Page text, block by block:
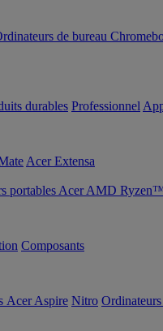
de bureau
durables Professionnel
Acer Extensa
portables Acer AMD
Composants
Acer Aspire Nitro